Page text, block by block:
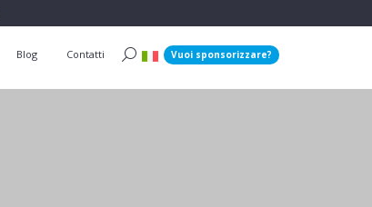
Blog Contatti Vuoi sponsorizzare?